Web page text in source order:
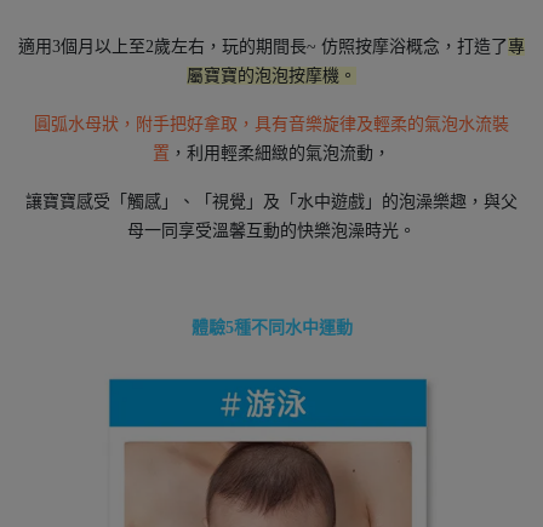
適用3個月以上至2歲左右，玩的期間長~ 仿照按摩浴概念，打造了專
屬寶寶的泡泡按摩機。
圓弧水母狀，附手把好拿取，具有音樂旋律及輕柔的氣泡水流裝
置 ，利用輕柔細緻的氣泡流動，
讓寶寶感受「觸感」、「視覺」及「水中遊戲」的泡澡樂趣，與父
母一同享受溫馨互動的快樂泡澡時光。
體驗5種不同水中運動